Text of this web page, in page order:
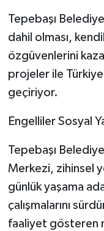
Tepebaşı
dahil olması,
özgüvenlerini
projeler ile
geçiriyor.
Engelliler Sosyal
Tepebaşı
Merkezi, zihinsel
günlük yaşama
çalışmalarını
faaliyet gösteren